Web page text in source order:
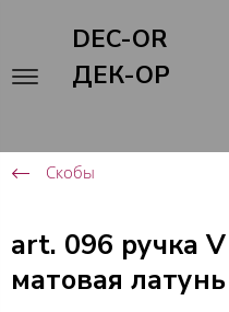
DEC-OR
ДЕК-ОР
Скобы
art. 096 ручка
матовая латунь